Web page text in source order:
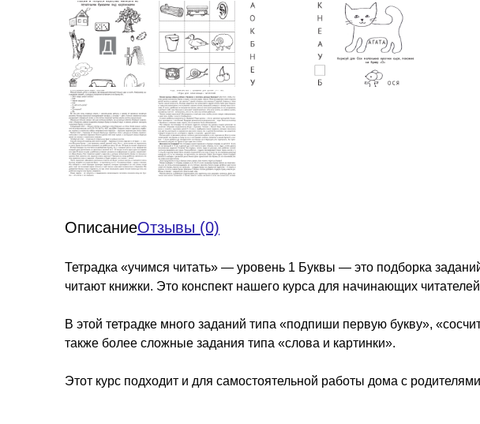
ОписаниеОтзывы (0)
Тетрадка «учимся читать» — уровень 1 Буквы — это подборка
читают книжки. Это конспект нашего курса для начинающих
В этой тетрадке много заданий типа «подпиши первую букву»,
также более сложные задания типа «слова и картинки».
Этот курс подходит и для самостоятельной работы дома с